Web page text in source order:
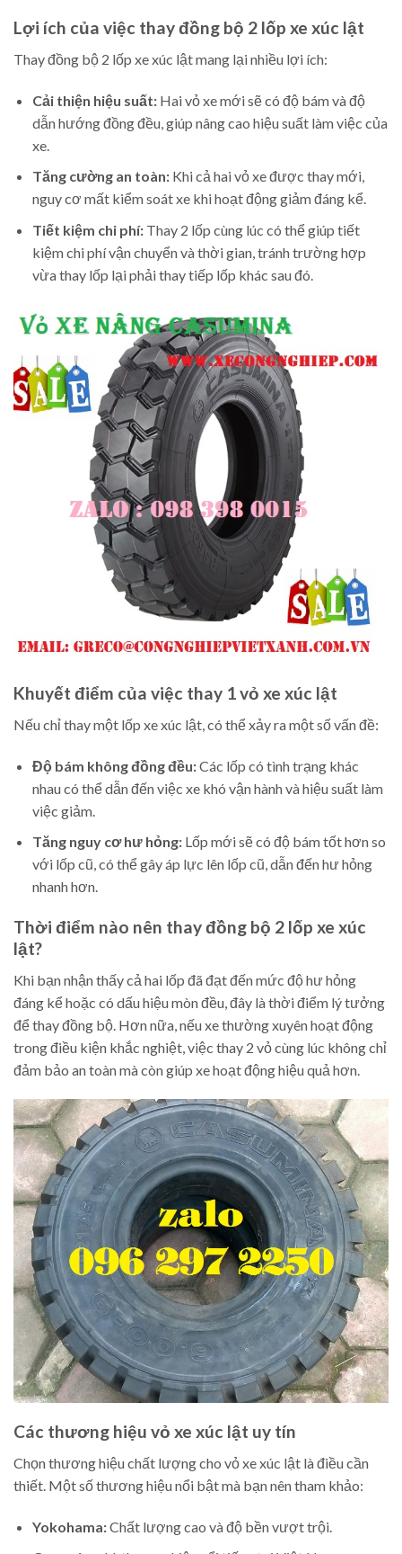
Lợi ích của việc thay đồng bộ 2 lốp xe xúc lật
Thay đồng bộ 2 lốp xe xúc lật mang lại nhiều lợi ích:
Cải thiện hiệu suất: Hai vỏ xe mới sẽ có độ bám và độ
dẫn hướng đồng đều, giúp nâng cao hiệu suất làm việc của
xe.
Tăng cường an toàn: Khi cả hai vỏ xe được thay mới,
nguy cơ mất kiểm soát xe khi hoạt động giảm đáng kể.
Tiết kiệm chi phí: Thay 2 lốp cùng lúc có thể giúp tiết
kiệm chi phí vận chuyển và thời gian, tránh trường hợp
vừa thay lốp lại phải thay tiếp lốp khác sau đó.
Khuyết điểm của việc thay 1 vỏ xe xúc lật
Nếu chỉ thay một lốp xe xúc lật, có thể xảy ra một số vấn đề:
Độ bám không đồng đều:Các lốp có tình trạng khác
nhau có thể dẫn đến việc xe khó vận hành và hiệu suất làm
việc giảm.
Tăng nguy cơ hư hỏng: Lốp mới sẽ có độ bám tốt hơn so
với lốp cũ, có thể gây áp lực lên lốp cũ, dẫn đến hư hỏng
nhanh hơn.
Thời điểm nào nên thay đồng bộ 2 lốp xe xúc
lật?
Khi bạn nhận thấy cả hai lốp đã đạt đến mức độ hư hỏng
đáng kể hoặc có dấu hiệu mòn đều, đây là thời điểm lý tưởng
để thay đồng bộ. Hơn nữa, nếu xe thường xuyên hoạt động
trong điều kiện khắc nghiệt, việc thay 2 vỏ cùng lúc không chỉ
đảm bảo an toàn mà còn giúp xe hoạt động hiệu quả hơn.
Các thương hiệu vỏ xe xúc lật uy tín
Chọn thương hiệu chất lượng cho vỏ xe xúc lật là điều cần
thiết. Một số thương hiệu nổi bật mà bạn nên tham khảo:
Yokohama:Chất lượng cao và độ bền vượt trội.